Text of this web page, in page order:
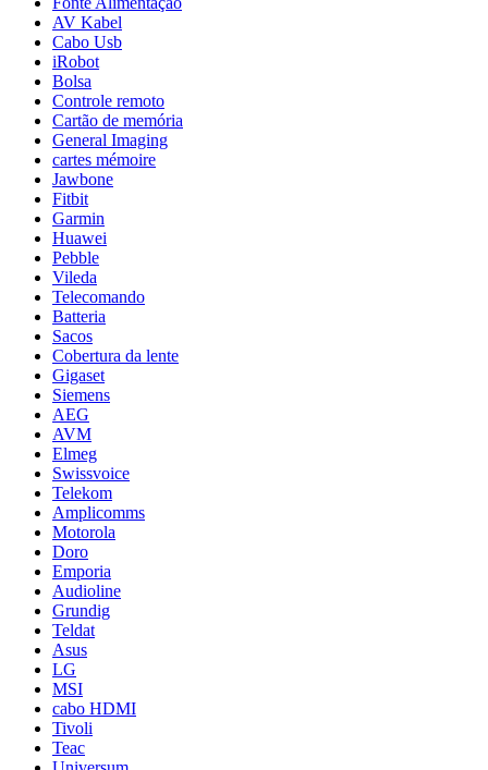
AV Kabel
Cabo Usb
iRobot
Bolsa
Controle remoto
Cartão de memória
General Imaging
cartes mémoire
Jawbone
Fitbit
Garmin
Huawei
Pebble
Vileda
Telecomando
Batteria
Sacos
Cobertura da lente
Gigaset
Siemens
AEG
AVM
Elmeg
Swissvoice
Telekom
Amplicomms
Motorola
Doro
Emporia
Audioline
Grundig
Teldat
Asus
LG
MSI
cabo HDMI
Tivoli
Teac